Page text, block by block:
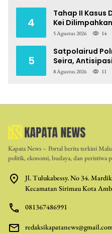
4
Tahap II Kasus
Kei
5 Agustus 2026 14
5
Satpolairud
Seira,
8 Agustus 2026 11
Kapata News – Portal berita terkini
politik, ekonomi, budaya, dan peristiwa
Jl. Tulukabessy. No 34.
Kecamatan Sirimau Kota
081367486991